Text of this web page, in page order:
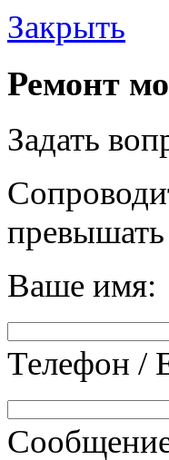
Закрыть
Ремонт
Задать
Ваше имя:
Телефон /